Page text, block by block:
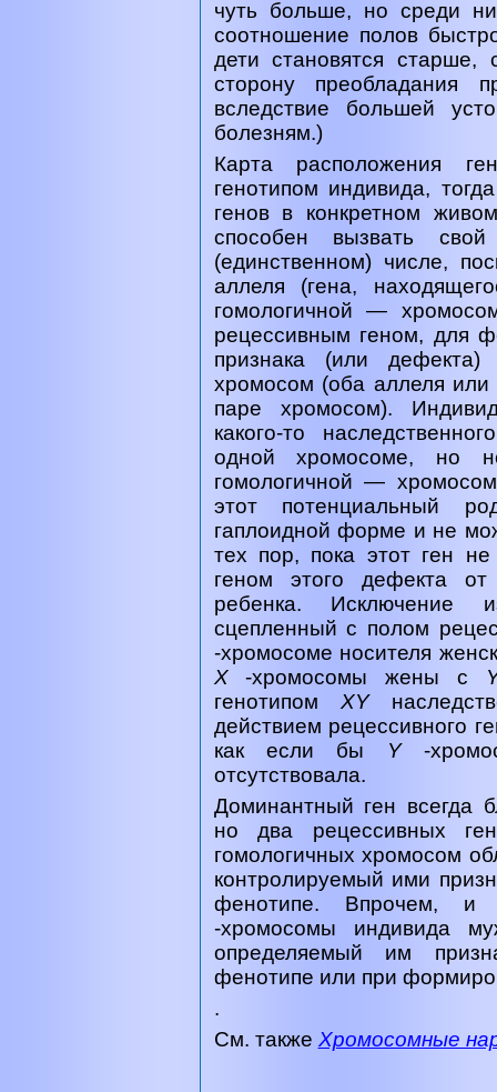
чуть больше, но среди
соотношение полов
дети становятся старше,
сторону преобладания
вследствие большей
болезням.)
Карта расположения
генотипом индивида,
генов в конкретном
способен вызвать
(единственном) числе,
аллеля (гена,
гомологичной —
рецессивным геном, для
признака (или
хромосом (оба аллеля
паре хромосом).
какого-то
одной хромосоме, но
гомологичной —
этот потенциальный
гаплоидной форме и не
тех пор, пока этот ген
геном этого дефекта от
ребенка. Исключение
сцепленный с полом
-хромосоме носителя
Х-хромосомы жены с
генотипом XY
действием рецессивного
как если бы
Y-
отсутствовала.
Доминантный ген всегда
но два рецессивных
гомологичных хромосом
контролируемый ими
фенотипе. Впрочем, и
-хромосомы индивида
определяемый им
фенотипе или при
.
См. также Хромосомные